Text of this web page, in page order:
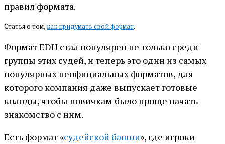
правил формата.
Статья о том, как придумать свой формат.
Формат EDH стал популярен не только среди
группы этих судей, и теперь это один из самых
популярных неофициальных форматов, для
которого компания даже выпускает готовые
колоды, чтобы новичкам было проще начать
знакомство с ним.
Есть формат «судейской башни», где игроки